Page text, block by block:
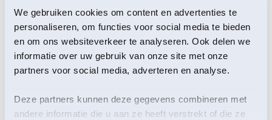
We gebruiken cookies om content en advertenties te
personaliseren, om functies voor social media te bieden
en om ons websiteverkeer te analyseren. Ook delen we
informatie over uw gebruik van onze site met onze
partners voor social media, adverteren en analyse.
Deze partners kunnen deze gegevens combineren met
andere informatie die u aan ze heeft verstrekt of die ze
zingen dan het mooiste lied van de dag.
Wist je dat bevers van de schemering houden en dan
buiten hun burcht komen? Dat zou toch bijzonder zijn
om te horen en te zien?
Dat kan! Je kunt nu ’s ochtends vroeg met de
fluisterboot meevaren over het Zuidlaardermeer. In de
de vogels in dit waterrijke veenlandschap te horen en
mogelijk ook de bever te zien. Tijdens de boottocht zie